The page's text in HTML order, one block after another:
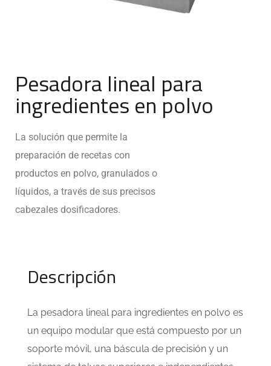
Pesadora lineal para
ingredientes en polvo
La solución que permite la
preparación de recetas con
productos en polvo, granulados o
líquidos, a través de sus precisos
cabezales dosificadores.
Descripción
La pesadora lineal para ingredientes en polvo es
un equipo modular que está compuesto por un
soporte móvil, una báscula de precisión y un